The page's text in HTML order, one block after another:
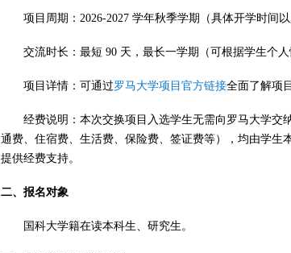
项目周期：2026-2027 学年秋季学期（具体开学时间
交流时长：最短 90 天，最长一学期（可根据学生个
项目详情：可通过罗马大学项目官方链接全面了解项
经费说明：本次交换项目入选学生无需向罗马大学交
通费、住宿费、生活费、保险费、签证费等），均由学
提供经费支持。
二、报名对象
国科大学籍在读本科生、研究生。